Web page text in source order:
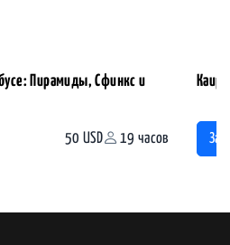
Пирамиды, Сфинкс и
50 USD 19 часов
Каир